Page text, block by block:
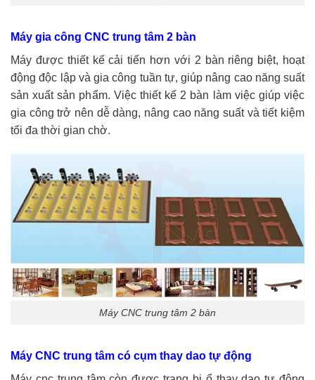
Máy gia công CNC trung tâm 2 bàn
Máy được thiết kế cải tiến hơn với 2 bàn riêng biệt, hoạt
động độc lập và gia công tuần tự, giúp nâng cao năng suất
sản xuất sản phẩm. Việc thiết kế 2 bàn làm việc giúp việc
gia công trở nên dễ dàng, nâng cao năng suất và tiết kiệm
tối đa thời gian chờ.
Máy CNC trung tâm 2 bàn
Máy CNC trung tâm có cụm thay dao tự động